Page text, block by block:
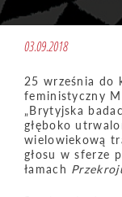
03.09.2018
25 września do
feministyczny
„Brytyjska
głęboko
wielowiekową
głosu w sferze
łamach